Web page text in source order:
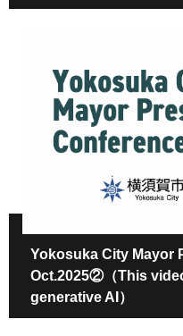
Yokosuka City Mayor
Oct.2025②（This
generative AI）